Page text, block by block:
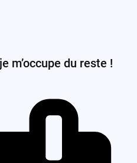
m’occupe du reste !